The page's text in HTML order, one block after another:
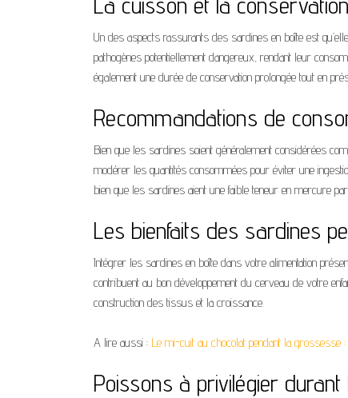
Un des aspects rassurants des sardines en boîte est
pathogènes potentiellement dangereux, rendant leur
également une durée de conservation prolongée tout en
Recommandations de
Bien que les sardines soient généralement considérées
modérer les quantités consommées pour éviter une
bien que les sardines aient une faible teneur en mercure
Les bienfaits des sardines
Intégrer les sardines en boîte dans votre alimentation
contribuent au bon développement du cerveau de votre
construction des tissus et la croissance.
A lire aussi : Le mi-cuit au chocolat pendant la grossesse
Poissons à privilégier